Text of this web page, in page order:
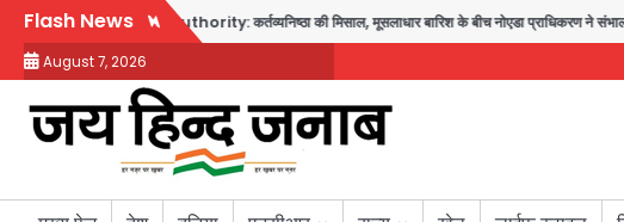
Skip
content
Flash NewsNoida Authority: कर्तव्यनिष्ठा की मिसाल, मूसलाधार बारिश के बीच नोएडा प्राधिकरण ने संभाला
August 7, 2026